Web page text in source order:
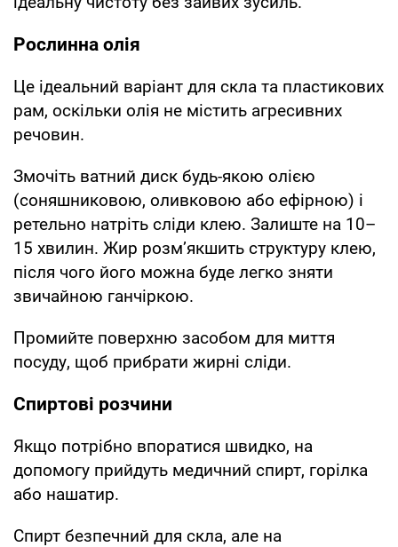
Рослинна олія
Це ідеальний варіант для скла та пластикових
рам, оскільки олія не містить агресивних
речовин.
Змочіть ватний диск будь-якою олією
(соняшниковою, оливковою або ефірною) і
ретельно натріть сліди клею. Залиште на 10–
15 хвилин. Жир розм’якшить структуру клею,
після чого його можна буде легко зняти
звичайною ганчіркою.
Промийте поверхню засобом для миття
посуду, щоб прибрати жирні сліди.
Спиртові розчини
Якщо потрібно впоратися швидко, на
допомогу прийдуть медичний спирт, горілка
або нашатир.
Спирт безпечний для скла, але на